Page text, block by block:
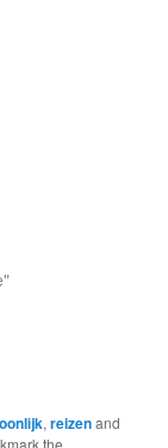
,reizenand
the